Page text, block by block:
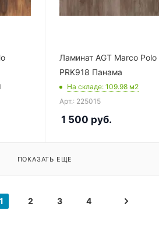
Ламинат AGT Marco Polo
PRK918 Панама
На складе: 109.98 м2
Арт.: 225015
1 500 руб.
ПОКАЗАТЬ ЕЩЕ
1 2 3 4